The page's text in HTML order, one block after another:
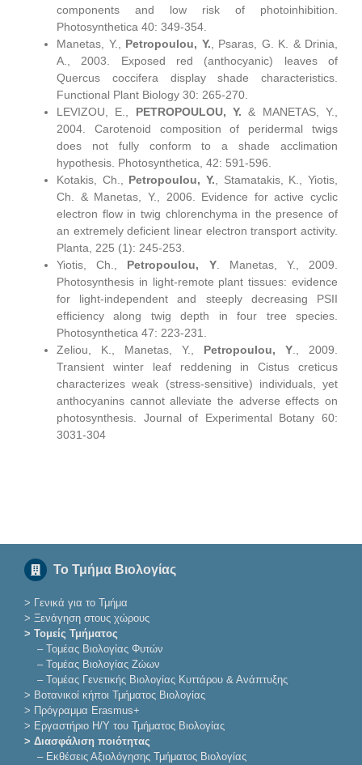
components and low risk of photoinhibition.
Photosynthetica 40: 349-354.
Manetas, Y., Petropoulou, Y. , Psaras, G. K. & Drinia,
Α., 2003. Exposed red (anthocyanic) leaves of
Quercus coccifera display shade characteristics.
Functional Plant Biology 30: 265-270.
LEVIZOU, E., PETROPOULOU, Y. & MANETAS, Y.,
2004. Carotenoid composition of peridermal twigs
does not fully conform to a shade acclimation
hypothesis. Photosynthetica, 42: 591-596.
Kotakis, Ch., Petropoulou, Y. , Stamatakis, K., Yiotis,
Ch. & Manetas, Y., 2006. Evidence for active cyclic
electron flow in twig chlorenchyma in the presence of
an extremely deficient linear electron transport activity.
Planta, 225 (1): 245-253.
Yiotis, Ch., Petropoulou, Y. Manetas, Y., 2009.
Photosynthesis in light-remote plant tissues: evidence
for light-independent and steeply decreasing PSII
efficiency along twig depth in four tree species.
Photosynthetica 47: 223-231.
Zeliou, K., Manetas, Y., Petropoulou, Y ., 2009.
Transient winter leaf reddening in Cistus creticus
characterizes weak (stress-sensitive) individuals, yet
anthocyanins cannot alleviate the adverse effects on
photosynthesis. Journal of Experimental Botany 60:
3031-304
Το Τμήμα Βιολογίας
> Γενικά για το Τμήμα
> Ξενάγηση στους χώρους
> Τομείς Τμήματος
– Τομέας Βιολογίας Φυτών
– Τομέας Βιολογίας Ζώων
– Τομέας Γενετικής Βιολογίας Κυττάρου & Ανάπτυξης
> Βοτανικοί κήποι Τμήματος Βιολογίας
> Πρόγραμμα Erasmus+
> Εργαστήριο Η/Υ του Τμήματος Βιολογίας
> Διασφάλιση ποιότητας
– Εκθέσεις Αξιολόγησης Τμήματος Βιολογίας